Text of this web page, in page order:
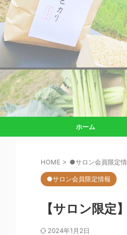
ホーム
HOME > ●サロン会員限定
●サロン会員限定情報
【サロン限定
2024年1月2日